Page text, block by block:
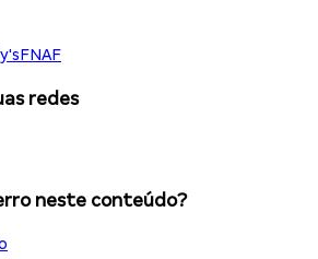
FNAF
redes
neste conteúdo?